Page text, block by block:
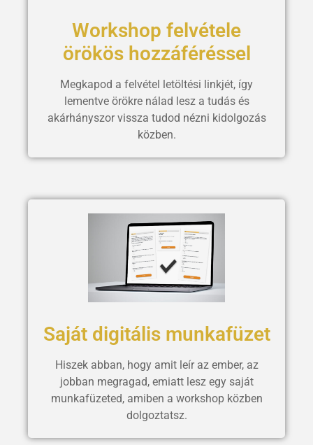
Workshop felvétele
örökös hozzáféréssel
Megkapod a felvétel letöltési linkjét, így
lementve örökre nálad lesz a tudás és
akárhányszor vissza tudod nézni kidolgozás
közben.
Saját digitális munkafüzet
Hiszek abban, hogy amit leír az ember, az
jobban megragad, emiatt lesz egy saját
munkafüzeted, amiben a workshop közben
dolgoztatsz.